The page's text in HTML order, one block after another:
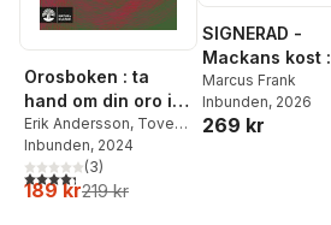
Orosboken : ta
hand om din oro i
fem steg
Erik Andersson, Tove
Wahlund
Inbunden, 2024
4,3utav 5 stjärnor. Totalt antal röster:
(3)
189 kr219 kr
SIGNERAD -
Mackans kost :
Middagar och
matlådor
Marcus Frank
Inbunden, 2026
269 kr